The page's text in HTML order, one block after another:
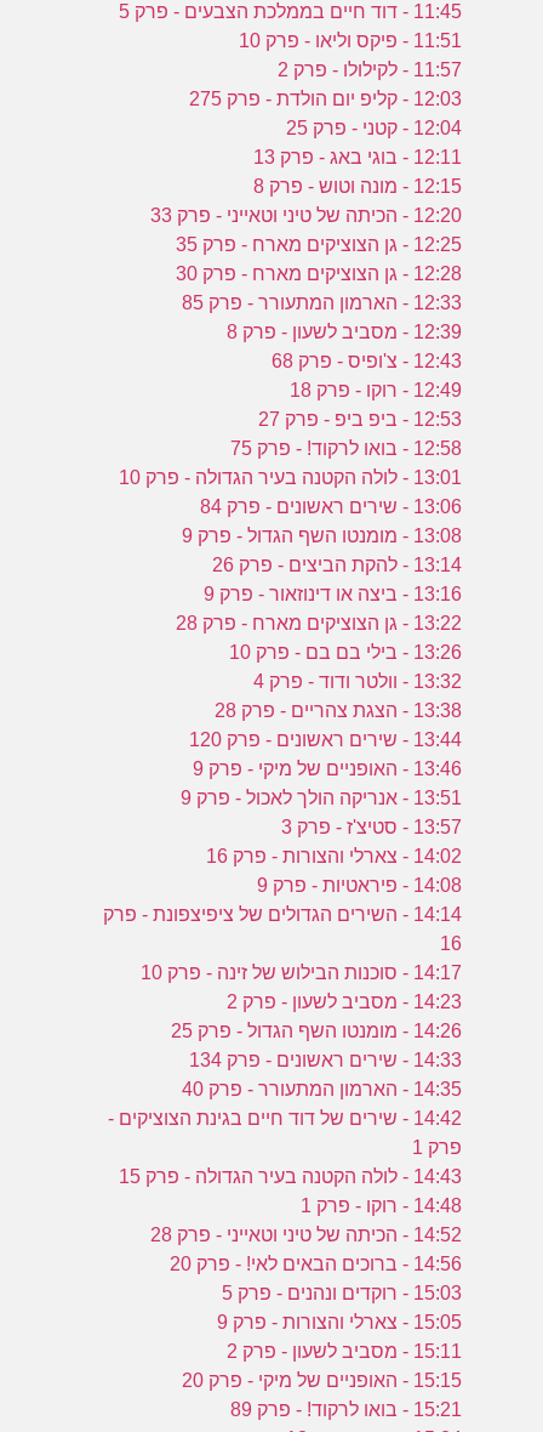
11:45 - דוד חיים בממלכת הצבעים - פרק 5
11:51 - פיקס וליאו - פרק 10
11:57 - לקילולו - פרק 2
12:03 - קליפ יום הולדת - פרק 275
12:04 - קטני - פרק 25
12:11 - בוגי באג - פרק 13
12:15 - מונה וטוש - פרק 8
12:20 - הכיתה של טיני וטאייני - פרק 33
12:25 - גן הצוציקים מארח - פרק 35
12:28 - גן הצוציקים מארח - פרק 30
12:33 - הארמון המתעורר - פרק 85
12:39 - מסביב לשעון - פרק 8
12:43 - צ'ופיס - פרק 68
12:49 - רוקו - פרק 18
12:53 - ביפ ביפ - פרק 27
12:58 - בואו לרקוד! - פרק 75
13:01 - לולה הקטנה בעיר הגדולה - פרק 10
13:06 - שירים ראשונים - פרק 84
13:08 - מומנטו השף הגדול - פרק 9
13:14 - להקת הביצים - פרק 26
13:16 - ביצה או דינוזאור - פרק 9
13:22 - גן הצוציקים מארח - פרק 28
13:26 - בילי בם בם - פרק 10
13:32 - וולטר ודוד - פרק 4
13:38 - הצגת צהריים - פרק 28
13:44 - שירים ראשונים - פרק 120
13:46 - האופניים של מיקי - פרק 9
13:51 - אנריקה הולך לאכול - פרק 9
13:57 - סטיצ'ז - פרק 3
14:02 - צארלי והצורות - פרק 16
14:08 - פיראטיות - פרק 9
14:14 - השירים הגדולים של ציפיצפונת - פרק
16
14:17 - סוכנות הבילוש של זינה - פרק 10
14:23 - מסביב לשעון - פרק 2
14:26 - מומנטו השף הגדול - פרק 25
14:33 - שירים ראשונים - פרק 134
14:35 - הארמון המתעורר - פרק 40
14:42 - שירים של דוד חיים בגינת הצוציקים -
פרק 1
14:43 - לולה הקטנה בעיר הגדולה - פרק 15
14:48 - רוקו - פרק 1
14:52 - הכיתה של טיני וטאייני - פרק 28
14:56 - ברוכים הבאים לאי! - פרק 20
15:03 - רוקדים ונהנים - פרק 5
15:05 - צארלי והצורות - פרק 9
15:11 - מסביב לשעון - פרק 2
15:15 - האופניים של מיקי - פרק 20
15:21 - בואו לרקוד! - פרק 89